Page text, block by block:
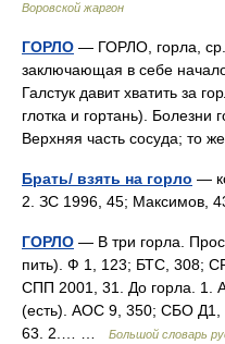
Воровской жаргон
ГОРЛО — ГОРЛО, горла, ср.
заключающая в себе
Галстук давит хватить за
глотка и гортань). Болезни
Верхняя часть сосуда; то
Брать/ взять на горло —
2. ЗС 1996, 45; Максимов,
ГОРЛО — В три горла.
пить). Ф 1, 123; БТС, 308;
СПП 2001, 31. До горла. 1.
(есть). АОС 9, 350; СБО
63. 2.… …
Большой словарь